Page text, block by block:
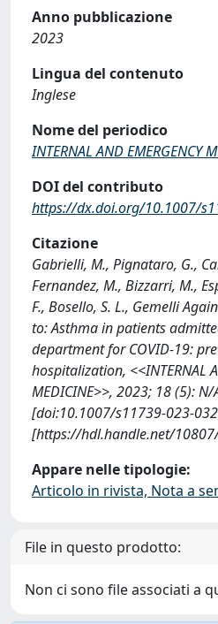
Anno pubblicazione
2023
Lingua del contenuto
Inglese
Nome del periodico
INTERNAL AND EMERGENCY
DOI del contributo
https://dx.doi.org/10.1007/
Citazione
Gabrielli, M., Pignataro, G.,
Fernandez, M., Bizzarri, M.,
F., Bosello, S. L., Gemelli
to: Asthma in patients
department for COVID‑19:
hospitalization, <<INTERNAL
MEDICINE>>, 2023; 18 (5): N/
[doi:10.1007/s11739-023-
[https://hdl.handle.net/
Appare nelle tipologie:
Articolo in rivista, Nota a
File in questo prodotto:
Non ci sono file associati a